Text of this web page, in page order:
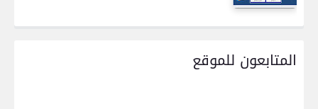
المتابعون للموقع